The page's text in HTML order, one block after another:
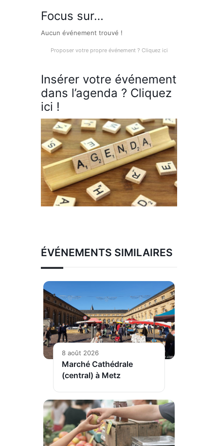
Focus sur…
Aucun événement trouvé !
Proposer votre propre événement ? Cliquez ici
Insérer votre événement
dans l’agenda ? Cliquez
ici !
ÉVÉNEMENTS SIMILAIRES
8 août 2026
Marché Cathédrale
(central) à Metz